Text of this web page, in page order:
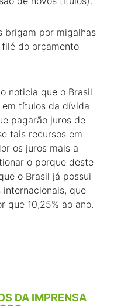
brigam por migalhas
do orçamento
noticia que o Brasil
em títulos da dívida
pagarão juros de
tais recursos em
os juros mais a
o porque deste
o Brasil já possui
que
que 10,25% ao ano.
DA IMPRENSA